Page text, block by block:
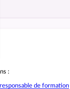
:
de formation